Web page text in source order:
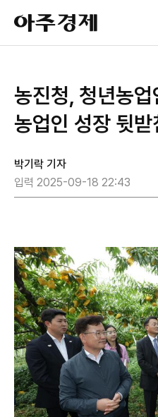
아
주
경
농진청, 청년농
농업인 성장 뒷
박기락 기자
입력 2025-09-18 22:43